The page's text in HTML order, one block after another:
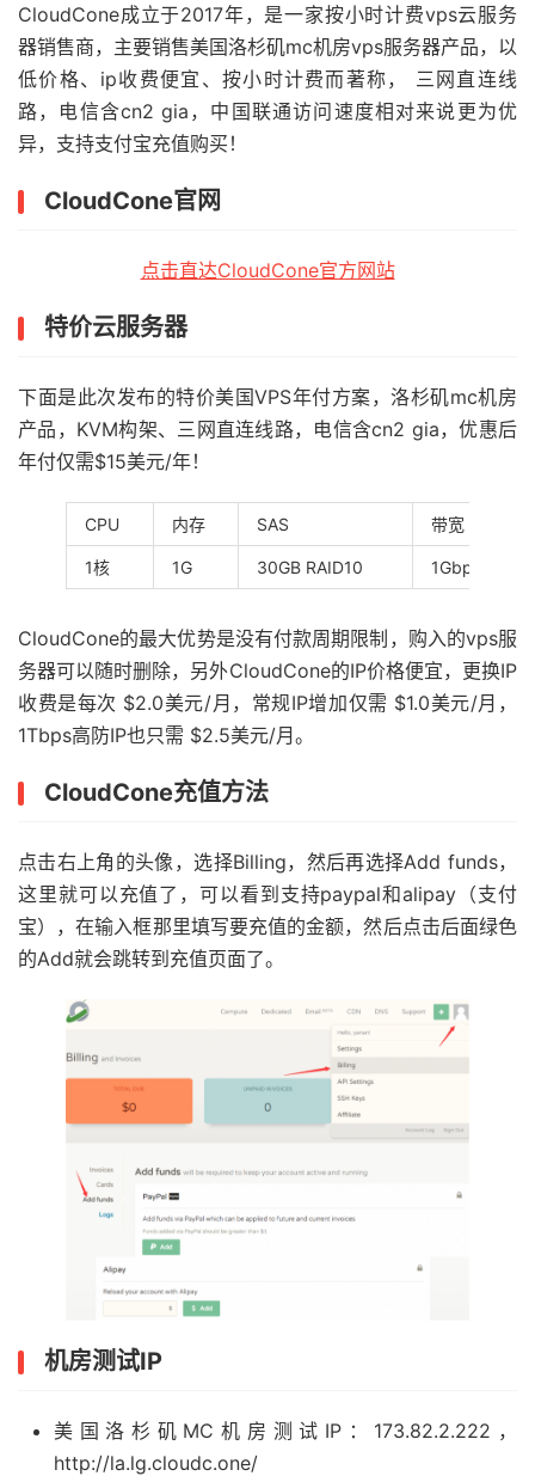
CloudCone成立于2017年，是一家按小时计费vps云服务
器销售商，主要销售美国洛杉矶mc机房vps服务器产品，以
低价格、ip收费便宜、按小时计费而著称， 三网直连线
路，电信含cn2 gia，中国联通访问速度相对来说更为优
异，支持支付宝充值购买！
CloudCone官网
点击直达CloudCone官方网站
特价云服务器
下面是此次发布的特价美国VPS年付方案，洛杉矶mc机房
产品，KVM构架、三网直连线路，电信含cn2 gia，优惠后
年付仅需$15美元/年！
CPU 内存 SAS 带宽
1核 1G 30GB RAID10 1Gbps
CloudCone的最大优势是没有付款周期限制，购入的vps服
务器可以随时删除，另外CloudCone的IP价格便宜，更换IP
收费是每次 $2.0美元/月，常规IP增加仅需 $1.0美元/月，
1Tbps高防IP也只需 $2.5美元/月。
CloudCone充值方法
点击右上角的头像，选择Billing，然后再选择Add funds，
这里就可以充值了，可以看到支持paypal和alipay（支付
宝），在输入框那里填写要充值的金额，然后点击后面绿色
的Add就会跳转到充值页面了。
机房测试IP
美国洛杉矶MC机房测试IP：173.82.2.222，
http://la.lg.cloudc.one/